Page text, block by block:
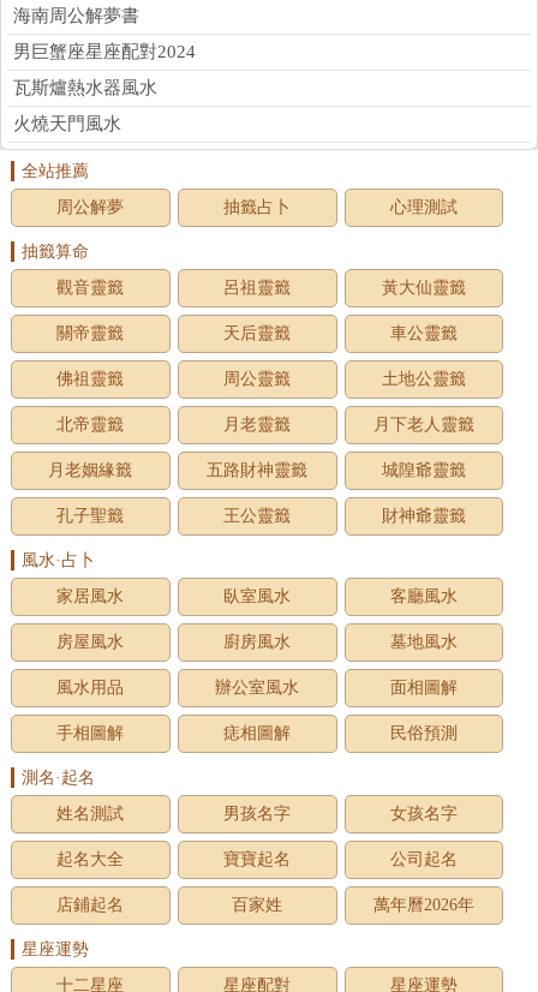
海南周公解夢書
男巨蟹座星座配對2024
瓦斯爐熱水器風水
火燒天門風水
全站推薦
周公解夢
抽籤占卜 心理測試
抽籤算命
觀音靈籤
呂祖靈籤 黃大仙靈籤
關帝靈籤 天后靈籤 車公靈籤
佛祖靈籤 周公靈籤 土地公靈籤
北帝靈籤 月老靈籤 月下老人靈籤
月老姻緣籤 五路財神靈籤 城隍爺靈籤
孔子聖籤 王公靈籤 財神爺靈籤
風水·占卜
家居風水
臥室風水 客廳風水
房屋風水 廚房風水 墓地風水
風水用品 辦公室風水 面相圖解
手相圖解 痣相圖解 民俗預測
測名·起名
姓名測試
男孩名字 女孩名字
起名大全 寶寶起名 公司起名
店鋪起名 百家姓 萬年曆2026年
星座運勢
十二星座
星座配對 星座運勢